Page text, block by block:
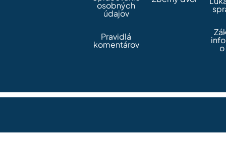
osobných
údajov
Pravidlá
komentárov